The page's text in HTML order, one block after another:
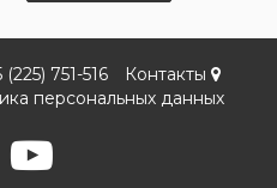
(225) 751-516
Контакты
персональных данных